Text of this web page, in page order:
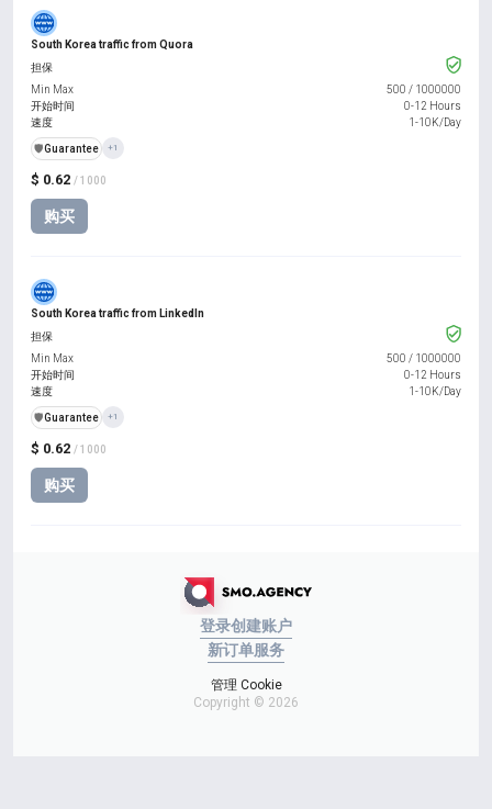
South Korea traffic from Quora
$ 0.62 / 1000
购买
担保
Min Max
500 / 1000000
开始时间
0-12 Hours
速度
1-10K/Day
️🛡️Guarantee +1
South Korea traffic from LinkedIn
$ 0.62 / 1000
购买
担保
Min Max
500 / 1000000
开始时间
0-12 Hours
速度
1-10K/Day
️🛡️Guarantee +1
登录创建账户
新订单服务
管理 Cookie
Copyright © 2026